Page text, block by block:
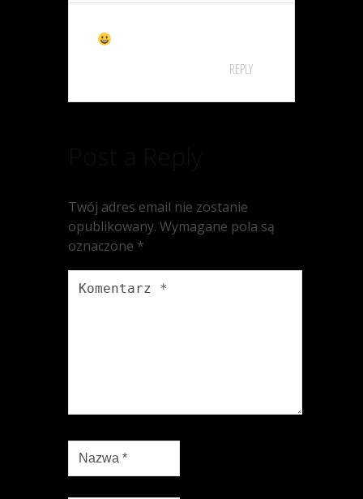
REPLY
Twój adres email nie zostanie
opublikowany. Wymagane pola są
oznaczone *